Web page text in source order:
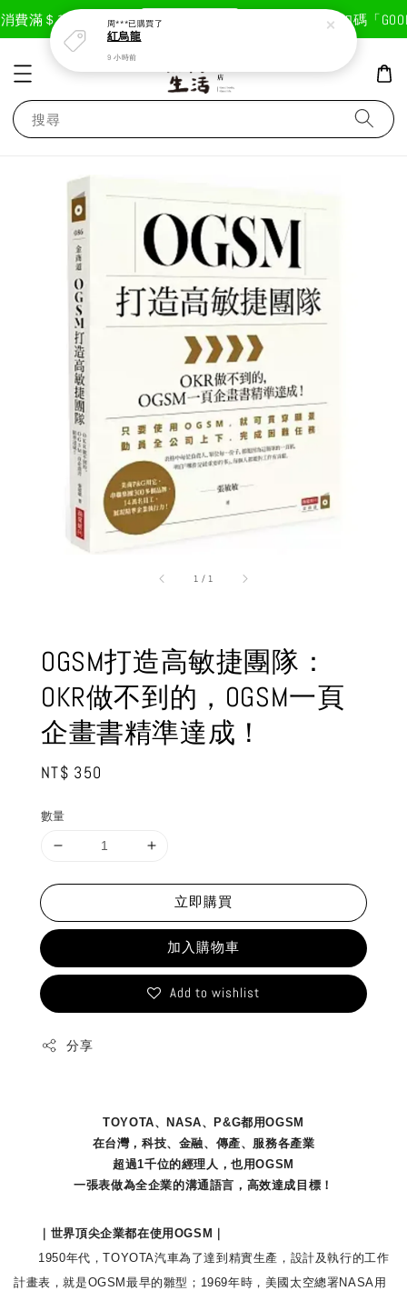
費滿＄1800免運費 現在去購物！ 首次註冊輸入折扣碼「
搜尋
1 / 1
OGSM打造高敏捷團隊：
OKR做不到的，OGSM一頁
企畫書精準達成！
Regular
NT$ 350
數量
立即購買
加入購物車
Add to wishlist
分享
TOYOTA、NASA、P&G都用OGSM
在台灣，科技、金融、傳產、服務各產業
超過1千位的經理人，也用OGSM
一張表做為全企業的溝通語言，高效達成目標！
｜世界頂尖企業都在使用OGSM｜
1950年代，TOYOTA汽車為了達到精實生產，設計及執行的工作
計畫表，就是OGSM最早的雛型；1969年時，美國太空總署NASA用
周***已購買了
紅烏龍
9 小時前